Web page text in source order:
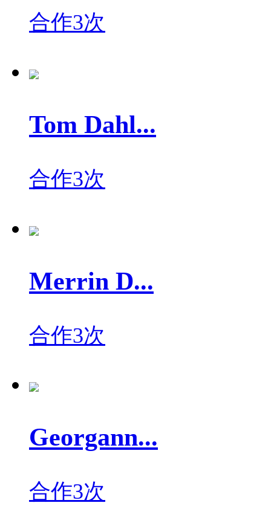
合作3次
Tom Dahl...
合作3次
Merrin D...
合作3次
Georgann...
合作3次